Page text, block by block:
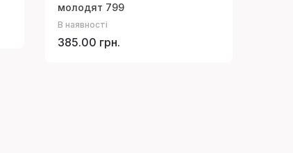
молодят 799
В наявності
385.00 грн.